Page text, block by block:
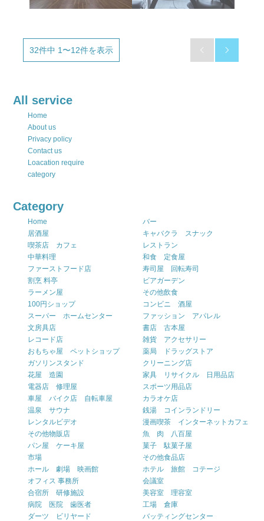
32件中 1〜12件を表示  
All service
Home
About us
Privacy policy
Contact us
Loacation require
category
Category
Home
バー
居酒屋
キャバクラ スナック
喫茶店 カフェ
レストラン
中華料理
和食 定食屋
ファーストフード店
寿司屋 回転寿司
割烹 料亭
ビアガーデン
ラーメン屋
その他飲食
100円ショップ
コンビニ 酒屋
スーパー ホームセンター
ファッション アパレル
文房具店
書店 古本屋
レコード店
雑貨 アクセサリー
おもちゃ屋 ペットショップ
薬局 ドラッグストア
ガソリンスタンド
クリーニング店
花屋 造園
家具 リサイクル 日用品店
電器店 修理屋
スポーツ用品店
車屋 バイク店 自転車屋
カラオケ店
温泉 サウナ
銭湯 コインランドリー
レンタルビデオ
漫画喫茶 インターネットカフェ
その他物販店
魚 肉 八百屋
パン屋 ケーキ屋
菓子 駄菓子屋
市場
その他食品店
ホール 劇場 映画館
ホテル 旅館 コテージ
オフィス 事務所
会議室
合宿所 研修施設
美容室 理容室
病院 医院 歯医者
工場 倉庫
ダーツ ビリヤード
バッティングセンター